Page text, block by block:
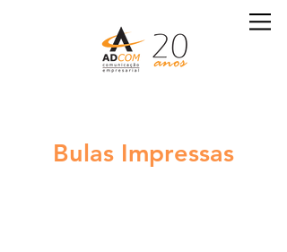
Bulas Impressas